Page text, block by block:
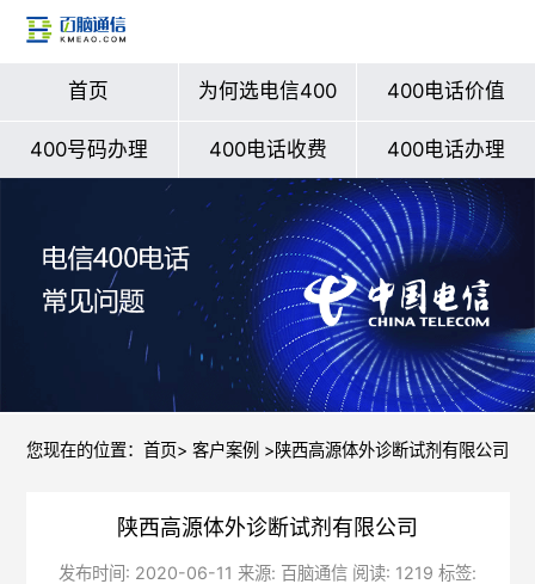
首页 为何选电信400 400电话价值
400号码办理 400电话收费 400电话办理
您现在的位置： 首页> 客户案例 >陕西高源体外诊断试剂有限公司
陕西高源体外诊断试剂有限公司
发布时间: 2020-06-11 来源: 百脑通信 阅读: 1219 标签: